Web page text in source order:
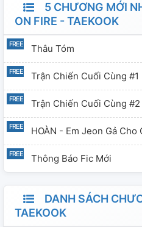
5 CHƯƠNG MỚI
ON FIRE - TAEKOOK
Thâu Tóm
Trận Chiến Cuối Cùng #1
Trận Chiến Cuối Cùng #2
HOÀN - Em Jeon Gả Cho
Thông Báo Fic Mới
DANH SÁCH
TAEKOOK